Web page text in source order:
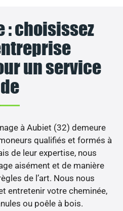
: choisissez
un service
de
à Aubiet (32) demeure
qualifiés et formés à
de leur expertise, nous
aisément et de manière
de l’art. Nous nous
entretenir votre cheminée,
ou poêle à bois.